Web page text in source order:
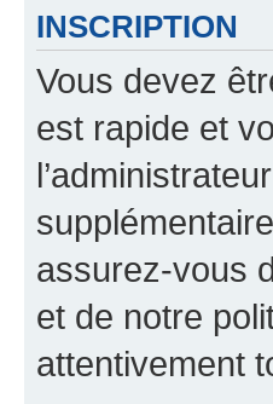
INSCRIPTION
Vous devez
est rapide et
assurez-vous
et de notre
attentivement